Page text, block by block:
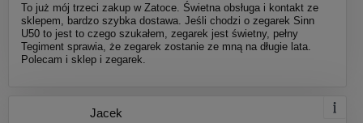
To już mój trzeci zakup w Zatoce. Świetna obsługa i kontakt ze
sklepem, bardzo szybka dostawa. Jeśli chodzi o zegarek Sinn
U50 to jest to czego szukałem, zegarek jest świetny, pełny
Tegiment sprawia, że zegarek zostanie ze mną na długie lata.
Polecam i sklep i zegarek.
Jacek